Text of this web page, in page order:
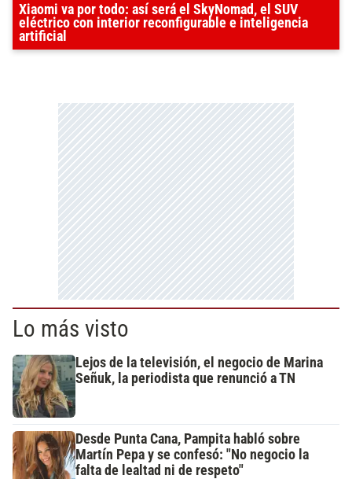
Xiaomi va por todo: así será el SkyNomad, el SUV
eléctrico con interior reconfigurable e inteligencia
artificial
Lo más visto
Lejos de la televisión, el negocio de Marina
Señuk, la periodista que renunció a TN
Desde Punta Cana, Pampita habló sobre
Martín Pepa y se confesó: "No negocio la
falta de lealtad ni de respeto"